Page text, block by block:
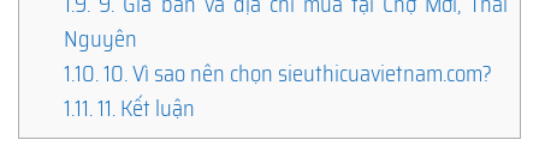
Nguyên
1.10.10. Vì sao nên chọn sieuthicuavietnam.com?
1.11.11. Kết luận